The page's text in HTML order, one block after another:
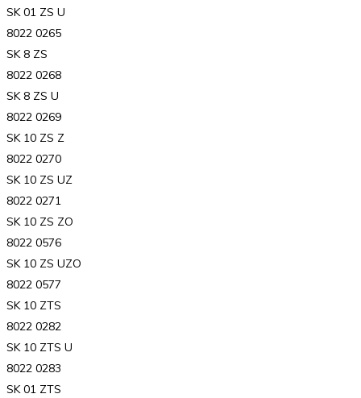
SK 01 ZS U
8022 0265
SK 8 ZS
8022 0268
SK 8 ZS U
8022 0269
SK 10 ZS Z
8022 0270
SK 10 ZS UZ
8022 0271
SK 10 ZS ZO
8022 0576
SK 10 ZS UZO
8022 0577
SK 10 ZTS
8022 0282
SK 10 ZTS U
8022 0283
SK 01 ZTS